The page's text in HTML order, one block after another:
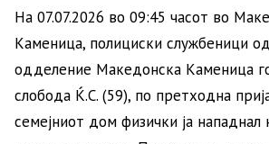
На 07.07.2026 во 09:45 часот во
Каменица, полициски службеници
одделение Македонска Каменица
слобода Ќ.С. (59), по претходна
семејниот дом физички ја нападнал